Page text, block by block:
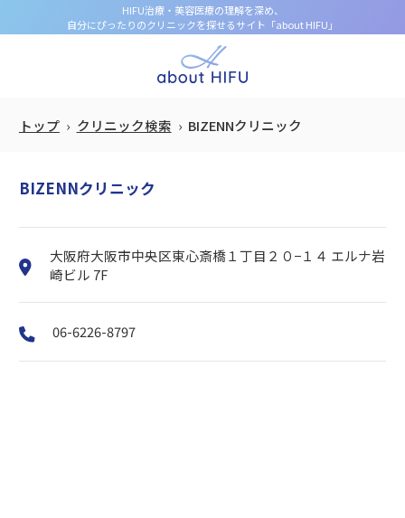
HIFU治療・美容医療の理解を深め、
自分にぴったりのクリニックを探せるサイト「about HIFU」
トップ クリニック検索 BIZENNクリニック
BIZENNクリニック
大阪府大阪市中央区東心斎橋１丁目２０−１４ エルナ岩
崎ビル 7F
06-6226-8797